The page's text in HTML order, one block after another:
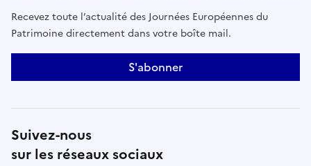
Recevez toute l’actualité des Journées Européennes du
Patrimoine directement dans votre boîte mail.
S'abonner
Suivez-nous
sur les réseaux sociaux